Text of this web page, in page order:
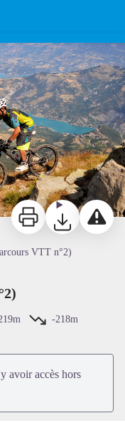
- OT Montclar
en plein écran
ImprimerTéléchargerSignaler
VTT n°2)
-218m
avoir accès hors